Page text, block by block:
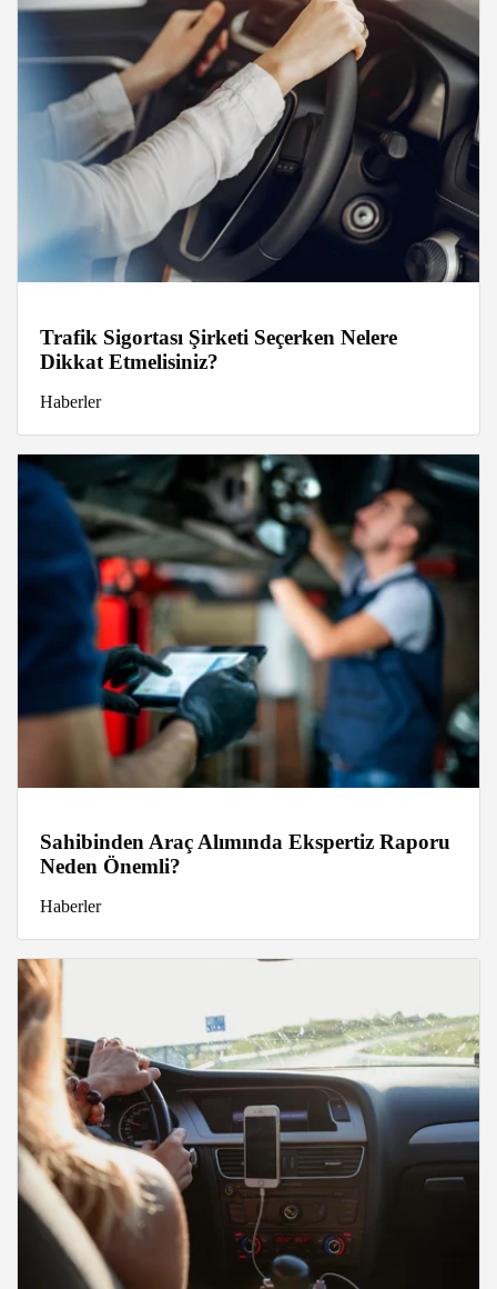
Trafik Sigortası Şirketi Seçerken Nelere
Dikkat Etmelisiniz?
Haberler
Sahibinden Araç Alımında Ekspertiz Raporu
Neden Önemli?
Haberler